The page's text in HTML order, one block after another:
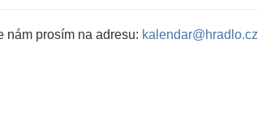
nám prosím na adresu: kalendar@hradlo.cz